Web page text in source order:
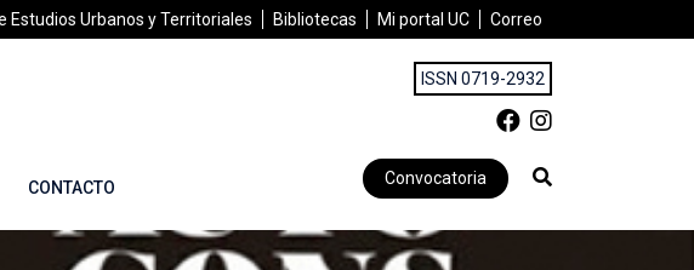
Estudios Urbanos y Territoriales Bibliotecas Mi portal UC Correo
ISSN 0719-2932
CONTACTO Convocatoria